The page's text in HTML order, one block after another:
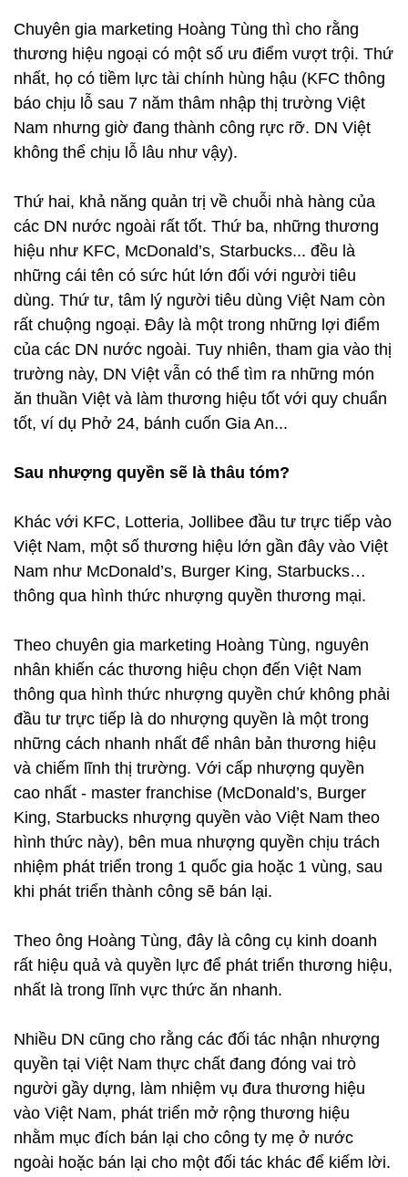
Chuyên gia marketing Hoàng Tùng thì cho rằng
thương hiệu ngoại có một số ưu điểm vượt trội. Thứ
nhất, họ có tiềm lực tài chính hùng hậu (KFC thông
báo chịu lỗ sau 7 năm thâm nhập thị trường Việt
Nam nhưng giờ đang thành công rực rỡ. DN Việt
không thể chịu lỗ lâu như vậy).
Thứ hai, khả năng quản trị về chuỗi nhà hàng của
các DN nước ngoài rất tốt. Thứ ba, những thương
hiệu như KFC, McDonald’s, Starbucks... đều là
những cái tên có sức hút lớn đối với người tiêu
dùng. Thứ tư, tâm lý người tiêu dùng Việt Nam còn
rất chuộng ngoại. Đây là một trong những lợi điểm
của các DN nước ngoài. Tuy nhiên, tham gia vào thị
trường này, DN Việt vẫn có thể tìm ra những món
ăn thuần Việt và làm thương hiệu tốt với quy chuẩn
tốt, ví dụ Phở 24, bánh cuốn Gia An...
Sau nhượng quyền sẽ là thâu tóm?
Khác với KFC, Lotteria, Jollibee đầu tư trực tiếp vào
Việt Nam, một số thương hiệu lớn gần đây vào Việt
Nam như McDonald’s, Burger King, Starbucks…
thông qua hình thức nhượng quyền thương mại.
Theo chuyên gia marketing Hoàng Tùng, nguyên
nhân khiến các thương hiệu chọn đến Việt Nam
thông qua hình thức nhượng quyền chứ không phải
đầu tư trực tiếp là do nhượng quyền là một trong
những cách nhanh nhất để nhân bản thương hiệu
và chiếm lĩnh thị trường. Với cấp nhượng quyền
cao nhất - master franchise (McDonald’s, Burger
King, Starbucks nhượng quyền vào Việt Nam theo
hình thức này), bên mua nhượng quyền chịu trách
nhiệm phát triển trong 1 quốc gia hoặc 1 vùng, sau
khi phát triển thành công sẽ bán lại.
Theo ông Hoàng Tùng, đây là công cụ kinh doanh
rất hiệu quả và quyền lực để phát triển thương hiệu,
nhất là trong lĩnh vực thức ăn nhanh.
Nhiều DN cũng cho rằng các đối tác nhận nhượng
quyền tại Việt Nam thực chất đang đóng vai trò
người gầy dựng, làm nhiệm vụ đưa thương hiệu
vào Việt Nam, phát triển mở rộng thương hiệu
nhằm mục đích bán lại cho công ty mẹ ở nước
ngoài hoặc bán lại cho một đối tác khác để kiếm lời.